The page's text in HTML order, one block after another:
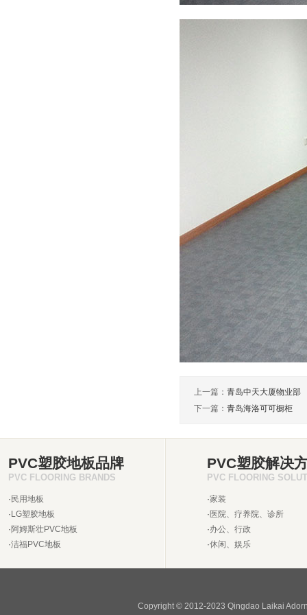
上一篇： 青岛中天大厦物业部
下一篇： 青岛海洛可可橱柜
PVC塑胶地板品牌
PVC FLOORING BRANDS
· 民用地板
· LG塑胶地板
·阿姆斯壮PVC地板
·洁福PVC地板
PVC塑胶解决
PVC FLOORING
·家装
· 医院、疗养院、诊所
·办公、行政
·休闲、娱乐
Copyright © 2012-2023 Qingdao Laikai